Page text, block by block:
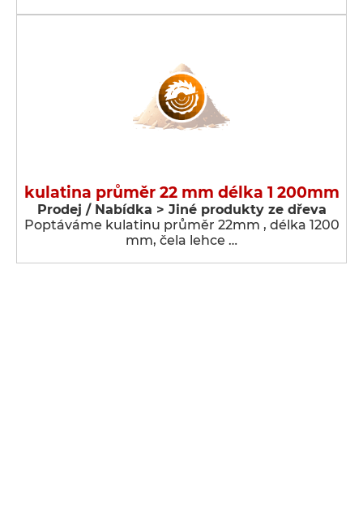
kulatina průměr 22 mm délka 1 200mm
Prodej / Nabídka > Jiné produkty ze dřeva
Poptáváme kulatinu průměr 22mm , délka 1200
mm, čela lehce …